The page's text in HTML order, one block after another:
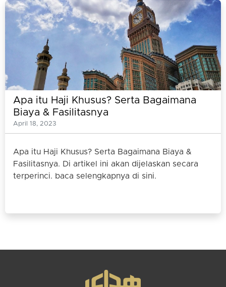
Apa itu Haji Khusus? Serta Bagaimana
Biaya & Fasilitasnya
April 18, 2023
Apa itu Haji Khusus? Serta Bagaimana Biaya &
Fasilitasnya. Di artikel ini akan dijelaskan secara
terperinci. baca selengkapnya di sini.